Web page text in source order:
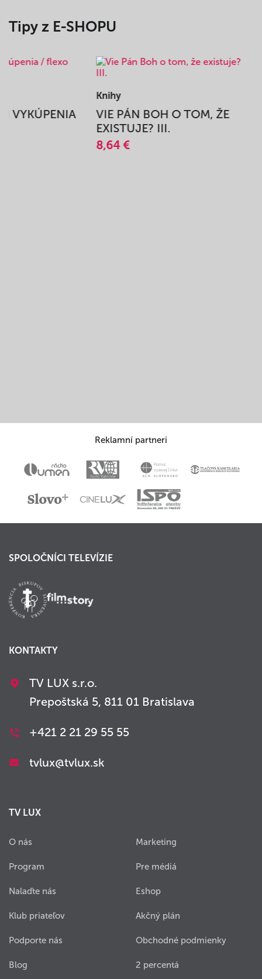
Tipy z E-SHOPU
VYKÚPENIA
Knihy
VIE PÁN BOH O TOM, ŽE
EXISTUJE? III.
8,64 €
Reklamní partneri
SPOLOČNÍCI TELEVÍZIE
KONTAKTY
TV LUX s.r.o.
Prepoštská 5, 811 01 Bratislava
+421 2 21 29 55 55
tvlux@tvlux.sk
TV LUX
O nás
Program
Nalaďte nás
Klub priateľov
Podporte nás
Blog
Marketing
Pre médiá
Eshop
Akčný plán
Obchodné podmienky
2 percentá